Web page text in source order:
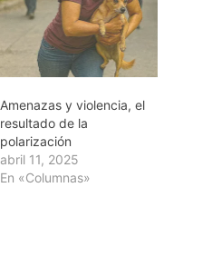
Amenazas y violencia, el
resultado de la
polarización
abril 11, 2025
En «Columnas»